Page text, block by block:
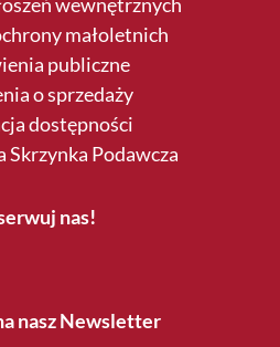
małoletnich
publiczne
o sprzedaży
dostępności
Skrzynka Podawcza
nas!
nasz Newsletter